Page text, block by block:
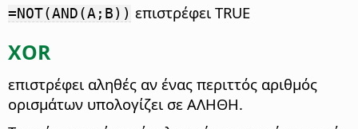
=NOT(AND(A;B)) επιστρέφει TRUE
XOR
επιστρέφει αληθές αν ένας περιττός αριθμός
ορισμάτων υπολογίζει σε ΑΛΗΘΗ.